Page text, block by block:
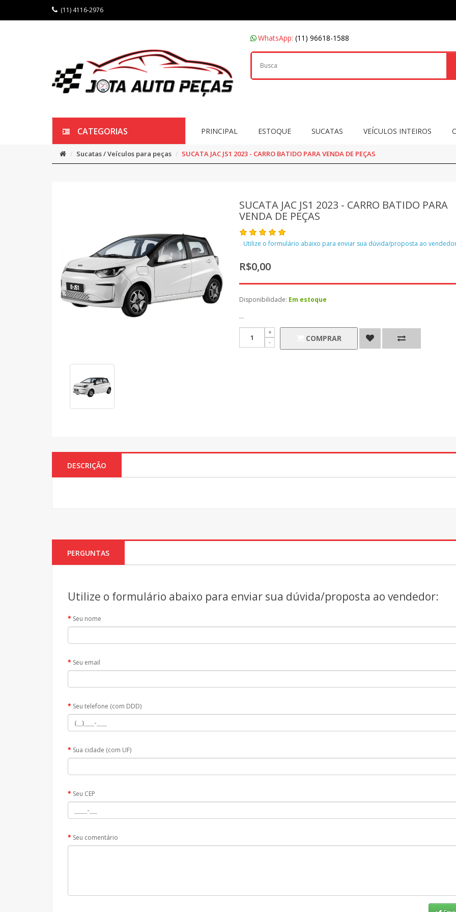
(11) 4116-2976
WhatsApp: (11) 96618-1588
CATEGORIAS PRINCIPAL ESTOQUE SUCATAS VEÍCULOS INTEIROS
Sucatas / Veículos para peças SUCATA JAC JS1 2023 - CARRO BATIDO PARA VENDA DE PEÇAS
SUCATA JAC JS1 2023 - CARRO BATIDO PARA
VENDA DE PEÇAS
Utilize o formulário abaixo para enviar sua dúvida/proposta ao
R$0,00
Disponibilidade: Em estoque
...
COMPRAR
DESCRIÇÃO
PERGUNTAS
Utilize o formulário abaixo para enviar sua dúvida/proposta ao vendedor:
Seu nome
Seu email
Seu telefone (com DDD)
Sua cidade (com UF)
Seu CEP
Seu comentário